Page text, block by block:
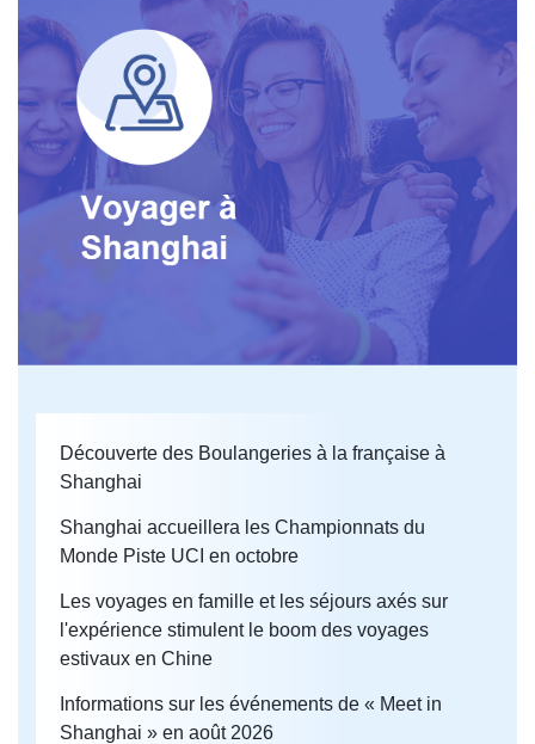
Découverte des Boulangeries à la française à
Shanghai
Shanghai accueillera les Championnats du
Monde Piste UCI en octobre
Les voyages en famille et les séjours axés sur
l'expérience stimulent le boom des voyages
estivaux en Chine
Informations sur les événements de « Meet in
Shanghai » en août 2026